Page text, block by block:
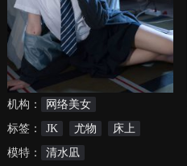
机构：
网络美女
标签：
JK 尤物
床上
模特：
清水凪